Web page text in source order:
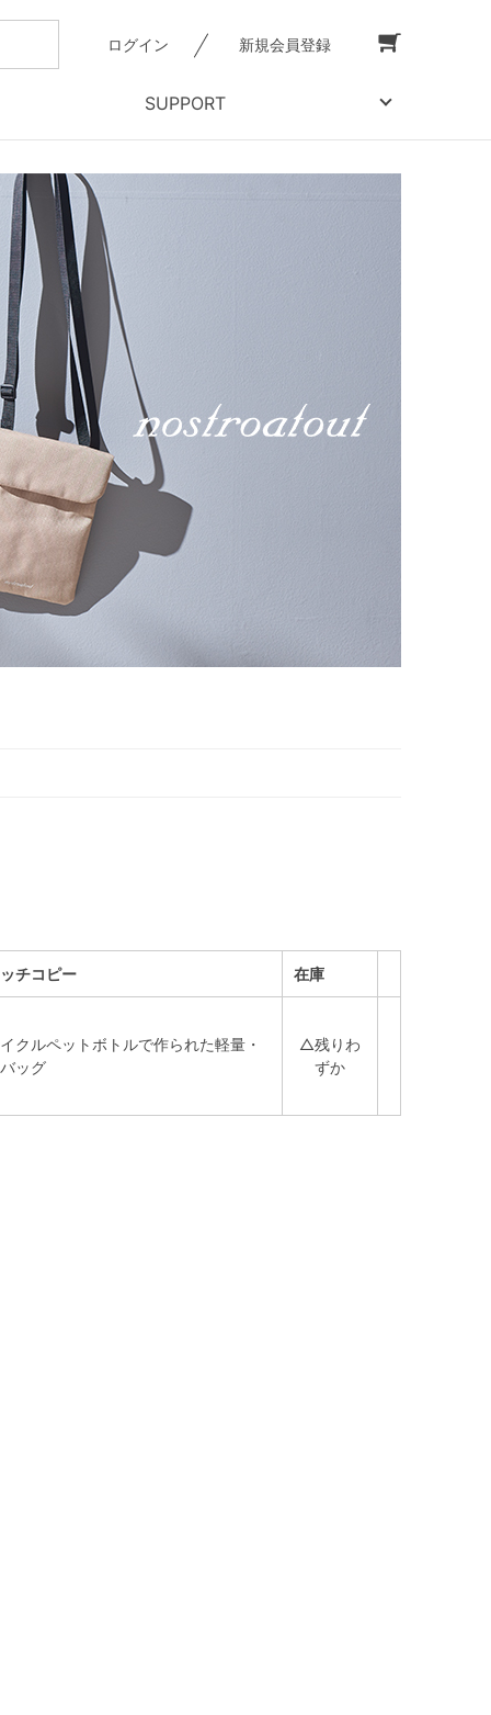
ログイン 新規会員登録
SUPPORT
チコピー 在庫
クルペットボトルで作られた軽量・
ッグ
△残りわ
ずか